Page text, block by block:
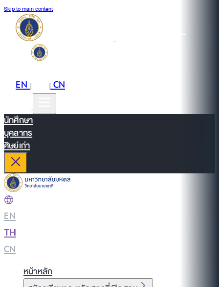
Skip to main content
EN| |CN
นักศึกษา
บุคลากร
ศิษย์เก่า
EN
TH
CN
หน้าหลัก